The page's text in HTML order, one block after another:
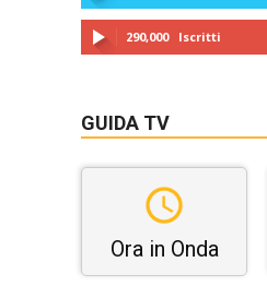
290,000 Iscritti
GUIDA TV
Ora in Onda